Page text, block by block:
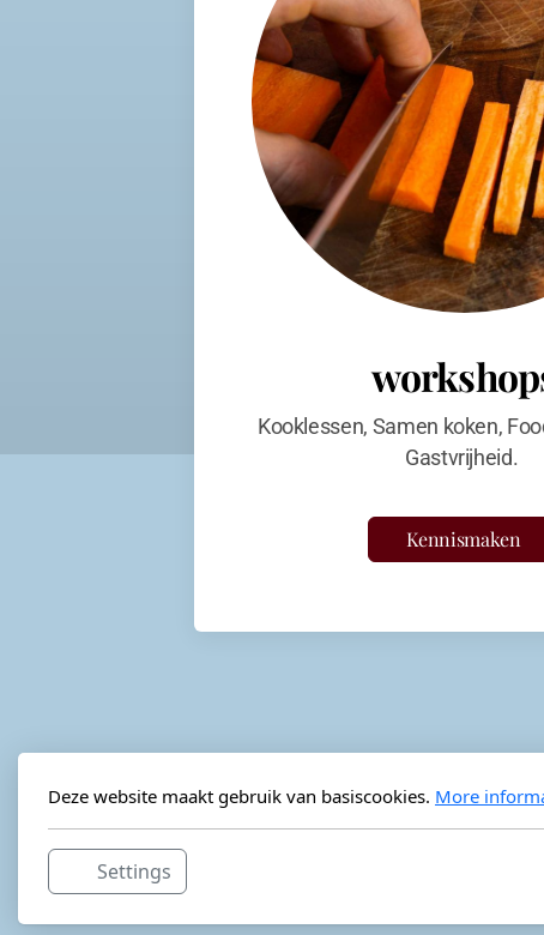
Kooklessen, Samen koken,
Gastvrijheid.
Kennismaken
Deze website maakt gebruik van basiscookies. More
Settings